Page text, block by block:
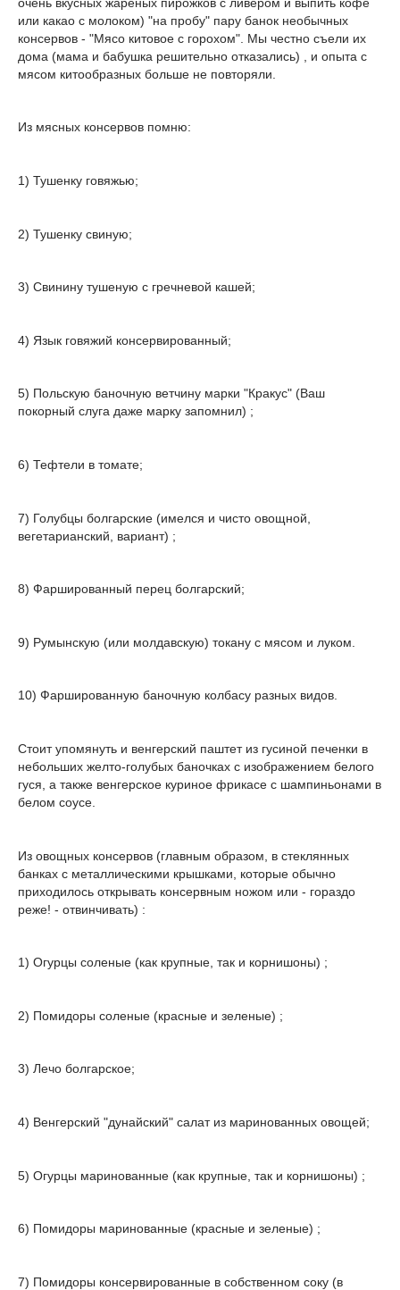
или какао с молоком) "на пробу" пару банок необычных
консервов - "Мясо китовое с горохом". Мы честно съели их
дома (мама и бабушка решительно отказались) , и опыта с
мясом китообразных больше не повторяли.
Из мясных консервов помню:
1) Тушенку говяжью;
2) Тушенку свиную;
3) Свинину тушеную с гречневой кашей;
4) Язык говяжий консервированный;
5) Польскую баночную ветчину марки "Кракус" (Ваш
покорный слуга даже марку запомнил) ;
6) Тефтели в томате;
7) Голубцы болгарские (имелся и чисто овощной,
вегетарианский, вариант) ;
8) Фаршированный перец болгарский;
9) Румынскую (или молдавскую) токану с мясом и луком.
10) Фаршированную баночную колбасу разных видов.
Стоит упомянуть и венгерский паштет из гусиной печенки в
небольших желто-голубых баночках с изображением белого
гуся, а также венгерское куриное фрикасе с шампиньонами в
белом соусе.
Из овощных консервов (главным образом, в стеклянных
банках с металлическими крышками, которые обычно
приходилось открывать консервным ножом или - гораздо
реже! - отвинчивать) :
1) Огурцы соленые (как крупные, так и корнишоны) ;
2) Помидоры соленые (красные и зеленые) ;
3) Лечо болгарское;
4) Венгерский "дунайский" салат из маринованных овощей;
5) Огурцы маринованные (как крупные, так и корнишоны) ;
6) Помидоры маринованные (красные и зеленые) ;
7) Помидоры консервированные в собственном соку (в